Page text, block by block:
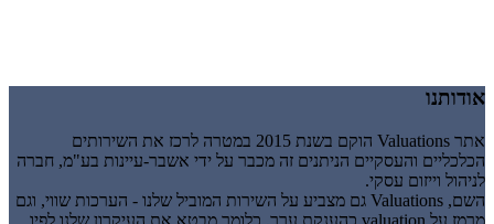
אודותנו
אתר Valuations הוקם בשנת 2015 במטרה לרכז את השירותים
הכלכליים והעסקיים הניתנים זה מכבר על ידי אשבר-עיינות בע"מ, חברה
לניהול וייזום עסקי.
השם, Valuations גם מצביע על השירות המוביל שלנו - הערכות שווי, וגם
מרמז על valuation כהענקת ערך, כלומר מבטא את העיקרון שלנו לפיו